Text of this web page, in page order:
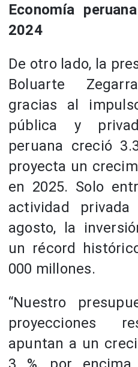
Economía
2024
De otro lado, la
Boluarte
gracias al
pública y
peruana creció
proyecta un
en 2025. Solo
actividad
agosto, la
un récord
000 millones.
“Nuestro
proyecciones
apuntan a un